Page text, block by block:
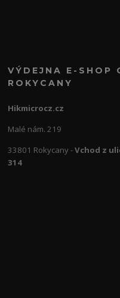
VÝDEJNA E-SHOP
ROKYCANY
Hikmicrocz.cz
Malé nám. 219
33801 Rokycany -Vchod z
314